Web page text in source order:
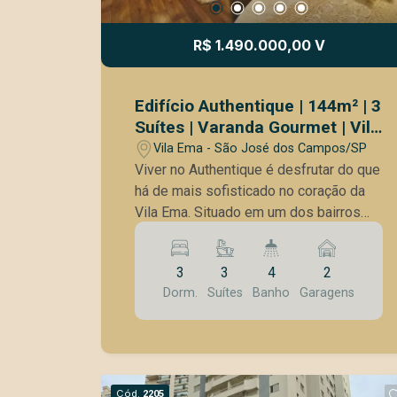
Espaço juvenil; - Horta com herbário.
conforto, modernidade e qualidade de
em contato e agenda a sua visita!
R$ 1.490.000,00 V
Edifício Authentique | 144m² | 3
Suítes | Varanda Gourmet | Vila
EmaVila Ema - São José dos Campos/SP
Viver no Authentique é desfrutar do que
há de mais sofisticado no coração da
Vila Ema. Situado em um dos bairros
mais charmosos e valorizados de São
José dos Campos, este imóvel oferece
a conveniência de fazer tudo a pé ? de
padarias gourmet a centros médicos de
excelência ? sem abrir mão do conforto
acabamento de alto padrão, é a escolha
3
Dorm.
3
Suítes
4
Banho
2
Garagens
Cód. 2205